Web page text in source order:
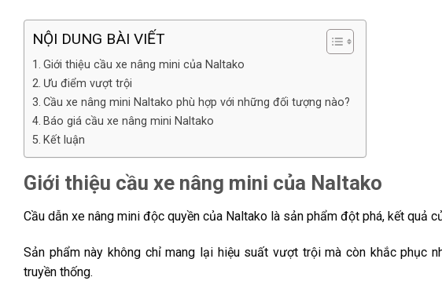
NỘI DUNG BÀI VIẾT
Giới thiệu cầu xe nâng mini của Naltako
Ưu điểm vượt trội
Cầu xe nâng mini Naltako phù hợp với những đối tượng nào?
Báo giá cầu xe nâng mini Naltako
Kết luận
Giới thiệu cầu xe nâng mini của Naltako
Cầu dẫn xe nâng mini độc quyền của Naltako là sản phẩm đột phá, kết quả
Sản phẩm này không chỉ mang lại hiệu suất vượt trội mà còn khắc phục
truyền thống.